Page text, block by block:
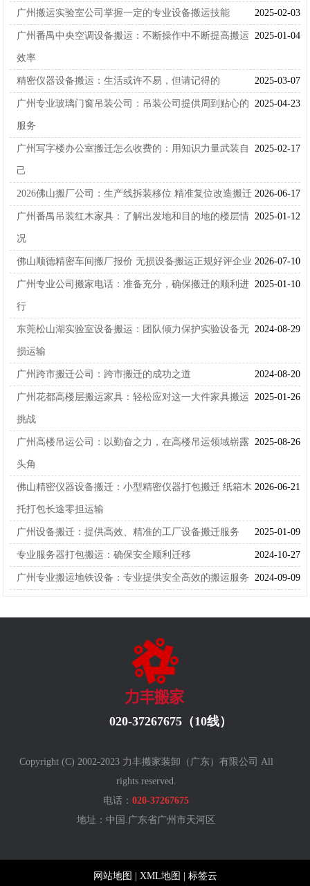
2025-02-03
广州搬运实验室公司掌握一定的专业设备搬运技能
2025-01-04
广州番禺中央空调设备搬运：不断操作中不断提高搬运
效率
2025-03-07
精密仪器设备搬运：生活或许不易，但请记得的
2025-04-23
广州专业玻璃门窗吊装公司：吊装公司提供周到贴心的
服务
2025-02-17
广州写字楼办公室搬迁怎么收费的：用知识力量武装自
己
2026-06-17
2026佛山搬厂公司：生产线拆装移位 精准复位改造搬迁
2025-01-12
广州番禺吊装红木家具：了解出发地和目的地的楼层情
况
2026-07-10
佛山顺德精密车间搬厂报价 无损设备搬运正规好评企业
2025-01-10
广州专业公司搬家电话：准备充分，确保搬迁的顺利进
行
2024-08-29
东莞松山湖实验室设备搬运：团队倾力保护实验设备无
损运输
2024-08-20
广州跨市搬迁公司：跨市搬迁的成功之道
2025-01-26
广州花都高楼层搬运家具：轻松应对这一大件家具搬运
挑战
2025-08-26
广州高楼吊运公司：以勤奋之力，在高楼吊运领域崭露
头角
2026-06-21
佛山精密仪器设备搬迁：小型精密仪器打包搬迁 纸箱木
托打包长途零担运输
2025-01-09
广州设备搬迁：提供高效、精准的工厂设备搬迁服务
2024-10-27
专业服务器打包搬运：确保安全顺利迁移
2024-09-09
广州专业搬运地铁设备：专业提供安全高效的搬运服务
020-37267675（10线）
Copyright (C) 2002-2023 力丰搬家装卸（广东）有限公司 All
rights reserved.
电话：020-37267675
地址：中国.广东省广州市天河区
网站地图 XML地图 标签云